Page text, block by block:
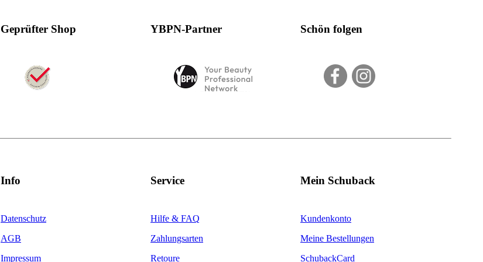
Geprüfter Shop YBPN-Partner Schön folgen
Info
Datenschutz
AGB
Impressum
Service
Hilfe & FAQ
Zahlungsarten
Retoure
Mein Schuback
Kundenkonto
Meine Bestellungen
SchubackCard